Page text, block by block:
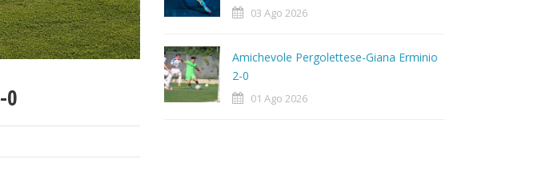
0
03 Ago 2026
Amichevole Pergolettese-Giana Erminio
2-0
01 Ago 2026